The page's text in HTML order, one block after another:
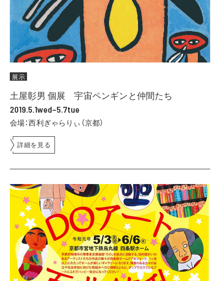
展示
土屋彰男 個展 宇宙ペンギンと仲間たち
2019.5.1wed–5.7tue
会場：西利ぎゃらりぃ（京都）
詳細を見る